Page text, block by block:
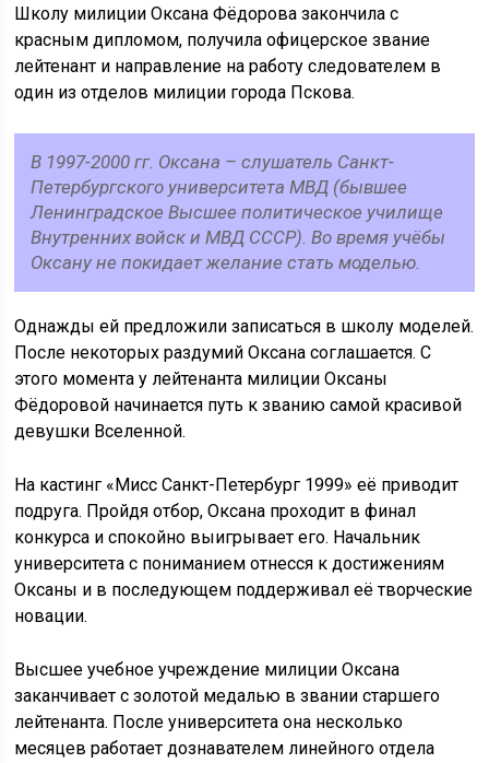
Школу милиции Оксана Фёдорова закончила с
красным дипломом, получила офицерское звание
лейтенант и направление на работу следователем в
один из отделов милиции города Пскова.
В 1997-2000 гг. Оксана – слушатель Санкт-
Петербургского университета МВД (бывшее
Ленинградское Высшее политическое училище
Внутренних войск и МВД СССР). Во время учёбы
Оксану не покидает желание стать моделью.
Однажды ей предложили записаться в школу моделей.
После некоторых раздумий Оксана соглашается. С
этого момента у лейтенанта милиции Оксаны
Фёдоровой начинается путь к званию самой красивой
девушки Вселенной.
На кастинг «Мисс Санкт-Петербург 1999» её приводит
подруга. Пройдя отбор, Оксана проходит в финал
конкурса и спокойно выигрывает его. Начальник
университета с пониманием отнесся к достижениям
Оксаны и в последующем поддерживал её творческие
новации.
Высшее учебное учреждение милиции Оксана
заканчивает с золотой медалью в звании старшего
лейтенанта. После университета она несколько
месяцев работает дознавателем линейного отдела